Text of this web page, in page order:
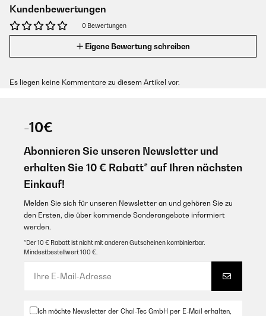
Kundenbewertungen
0 Bewertungen
Eigene Bewertung schreiben
Es liegen keine Kommentare zu diesem Artikel vor.
-10€
Abonnieren Sie unseren Newsletter und
erhalten Sie 10 € Rabatt* auf Ihren nächsten
Einkauf!
Melden Sie sich für unseren Newsletter an und gehören Sie zu
den Ersten, die über kommende Sonderangebote informiert
werden.
*Der 10 € Rabatt ist nicht mit anderen Gutscheinen kombinierbar.
Mindestbestellwert 100 €.
Ich möchte Newsletter der Chal-Tec GmbH per E-Mail erhalten,